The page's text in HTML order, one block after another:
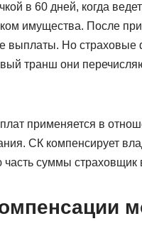
в 60 дней, когда
имущества. После
выплаты. Но страховые
транш они
применяется в
СК компенсирует
часть суммы страховщик